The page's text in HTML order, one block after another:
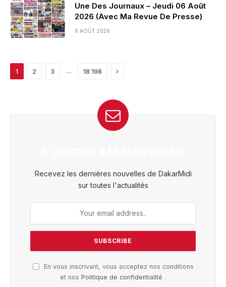
Une Des Journaux – Jeudi 06 Août
2026 (Avec Ma Revue De Presse)
6 AOÛT 2026
1 2 3 … 18 198 Next
Recevez les dernières nouvelles de DakarMidi
sur toutes l'actualités
En vous inscrivant, vous acceptez nos conditions
et nos Politique de confidentialité .